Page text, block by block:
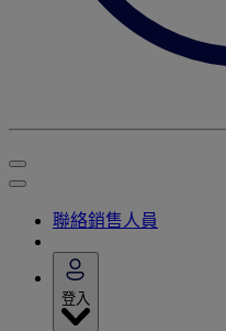
聯絡銷售人員
登入